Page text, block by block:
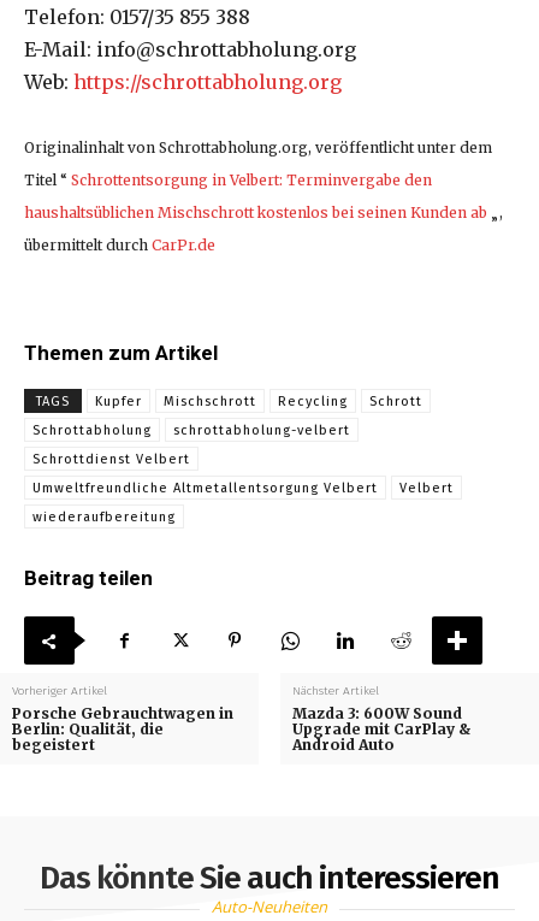
Telefon: 0157/35 855 388
E-Mail: info@schrottabholung.org
Web: https://schrottabholung.org
Originalinhalt von Schrottabholung.org, veröffentlicht unter dem
Titel “ Schrottentsorgung in Velbert: Terminvergabe den
haushaltsüblichen Mischschrott kostenlos bei seinen Kunden ab „,
übermittelt durch CarPr.de
Themen zum Artikel
TAGS Kupfer Mischschrott Recycling
Schrott
Schrottabholung
schrottabholung-velbert
Schrottdienst Velbert
Umweltfreundliche Altmetallentsorgung Velbert
Velbert
wiederaufbereitung
Beitrag teilen
Vorheriger Artikel
Porsche Gebrauchtwagen in
Berlin: Qualität, die
begeistert
Nächster Artikel
Mazda 3: 600W Sound
Upgrade mit CarPlay &
Android Auto
Das könnte Sie auch interessieren
Auto-Neuheiten